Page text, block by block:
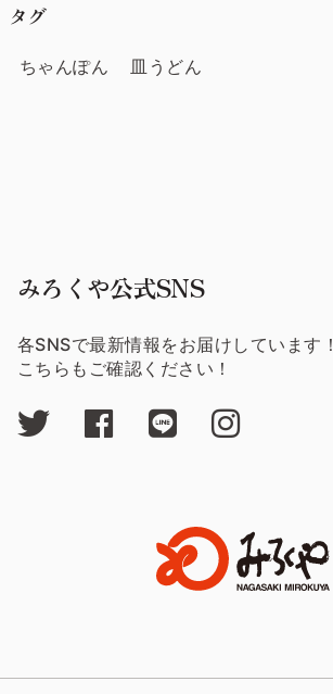
タグ
ちゃんぽん 皿うどん
みろくや公式SNS
各SNSで最新情報をお届けしています！
こちらもご確認ください！